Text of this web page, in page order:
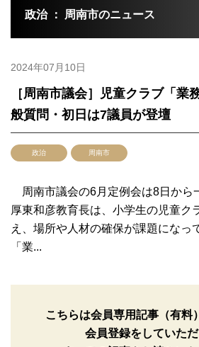
政治 ： 周南市のニュース
2024年07月10日
［周南市議会］児童クラブ「
般質問・初日は7議員が登壇
政治 周南市
周南市議会の6月定例会は8日から
厚東和彦教育長は、小学生の児童ク
え、場所や人材の確保が課題になっ
「業...
こちらは会員専用記事（有料
会員登録をしていただ